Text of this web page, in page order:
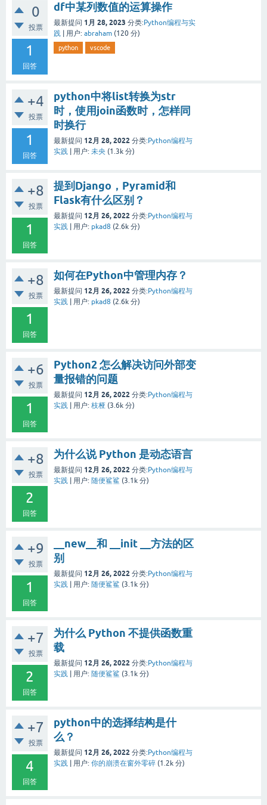
0
投票
1
回答
df中某列数值的运算操作
最新提问 1月 28, 2023 分类:Python编程与实
践
用户: abraham (120 分)
python vscode
+4
投票
1
回答
python中将list转换为str
时，使用join函数时，怎样同
时换行
最新提问 12月 28, 2022 分类:Python编程与
实践
用户: 未央 (1.3k 分)
+8
投票
1
回答
提到Django，Pyramid和
Flask有什么区别？
最新提问 12月 26, 2022 分类:Python编程与
实践
用户: pkad8 (2.6k 分)
+8
投票
1
回答
如何在Python中管理内存？
最新提问 12月 26, 2022 分类:Python编程与
实践
用户: pkad8 (2.6k 分)
+6
投票
1
回答
Python2 怎么解决访问外部变
量报错的问题
最新提问 12月 26, 2022 分类:Python编程与
实践
用户: 枝桠 (3.6k 分)
+8
投票
2
回答
为什么说 Python 是动态语言
最新提问 12月 26, 2022 分类:Python编程与
实践
用户: 随便鲨鲨 (3.1k 分)
+9
投票
1
回答
__new__和 __init __方法的区
别
最新提问 12月 26, 2022 分类:Python编程与
实践
用户: 随便鲨鲨 (3.1k 分)
+7
投票
2
回答
为什么 Python 不提供函数重
载
最新提问 12月 26, 2022 分类:Python编程与
实践
用户: 随便鲨鲨 (3.1k 分)
+7
投票
4
回答
python中的选择结构是什
么？
最新提问 12月 26, 2022 分类:Python编程与
实践
用户: 你的崩溃在窗外零碎 (1.2k 分)